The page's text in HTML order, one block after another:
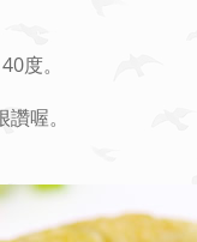
度。
喔。